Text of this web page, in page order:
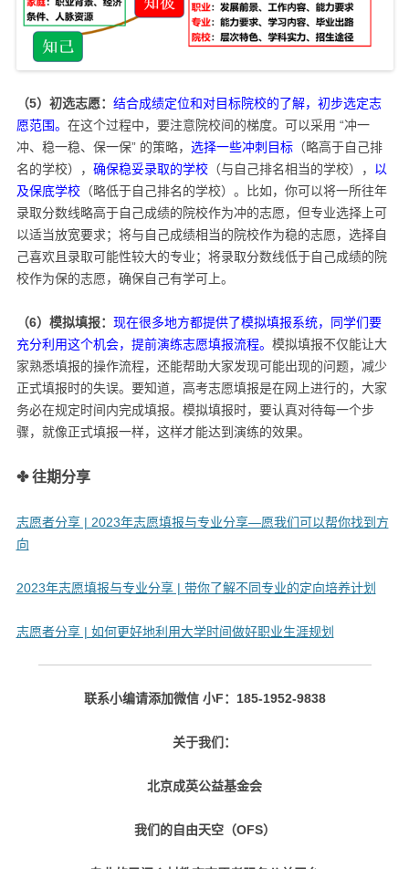
（5）初选志愿： 结合成绩定位和对目标院校的了解，初步选定志
愿范围。 在这个过程中，要注意院校间的梯度。可以采用 “冲一
冲、稳一稳、保一保” 的策略， 选择一些冲刺目标（略高于自己排
名的学校）， 确保稳妥录取的学校（与自己排名相当的学校）， 以
及保底学校（略低于自己排名的学校）。比如，你可以将一所往年
录取分数线略高于自己成绩的院校作为冲的志愿，但专业选择上可
以适当放宽要求；将与自己成绩相当的院校作为稳的志愿，选择自
己喜欢且录取可能性较大的专业；将录取分数线低于自己成绩的院
校作为保的志愿，确保自己有学可上。​
（6）模拟填报： 现在很多地方都提供了模拟填报系统，同学们要
充分利用这个机会，提前演练志愿填报流程。 模拟填报不仅能让大
家熟悉填报的操作流程，还能帮助大家发现可能出现的问题，减少
正式填报时的失误。要知道，高考志愿填报是在网上进行的，大家
务必在规定时间内完成填报。模拟填报时，要认真对待每一个步
骤，就像正式填报一样，这样才能达到演练的效果。​
✤ 往期分享
志愿者分享 | 2023年志愿填报与专业分享—愿我们可以帮你找到方
向
2023年志愿填报与专业分享 | 带你了解不同专业的定向培养计划
志愿者分享 | 如何更好地利用大学时间做好职业生涯规划
联系小编请添加微信 小F：185-1952-9838
关于我们：
北京成英公益基金会
我们的自由天空（OFS）